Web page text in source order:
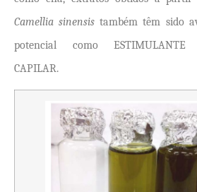
Camellia sinensis também têm sido
potencial como ESTIMULANTE
CAPILAR.